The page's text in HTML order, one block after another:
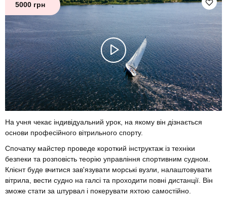
5000 грн
На учня чекає індивідуальний урок, на якому він дізнається
основи професійного вітрильного спорту.
Спочатку майстер проведе короткий інструктаж із техніки
безпеки та розповість теорію управління спортивним судном.
Клієнт буде вчитися зав'язувати морські вузли, налаштовувати
вітрила, вести судно на галсі та проходити повні дистанції. Він
зможе стати за штурвал і покерувати яхтою самостійно.